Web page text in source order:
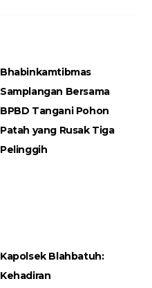
Bhabinkamtibmas
Samplangan Bersama
BPBD Tangani Pohon
Patah yang Rusak Tiga
Pelinggih
Kapolsek Blahbatuh:
Kehadiran